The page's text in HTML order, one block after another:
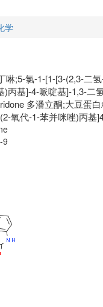
学
啉;5-氯-1-[1-[3-(2,3-二
)丙基]-4-哌啶基]-1,3-二
多潘立酮;大豆蛋
氧代-1-苯并咪唑)丙
9